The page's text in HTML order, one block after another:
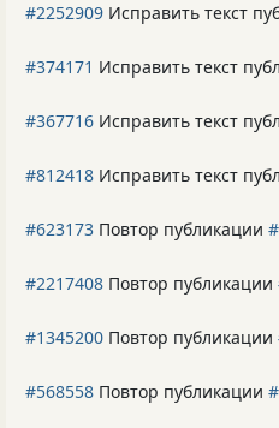
#2252909 Исправить текст
#374171 Исправить текст
#367716 Исправить текст
#812418 Исправить текст
#623173 Повтор публикации
#2217408 Повтор публикации
#1345200 Повтор публикации
#568558 Повтор публикации